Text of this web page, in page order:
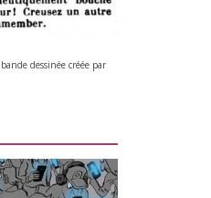
bande des­si­née créée par